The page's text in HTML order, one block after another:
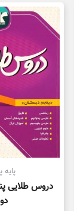
19,600 تومان
پایه
دروس طلایی